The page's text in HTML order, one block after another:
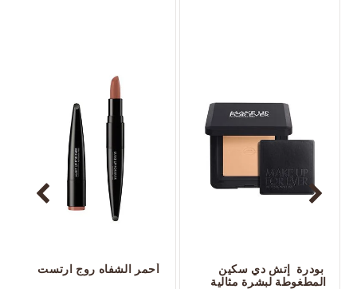
أحمر الشفاه روج ارتست
المطغوطة لبشرة مثالية